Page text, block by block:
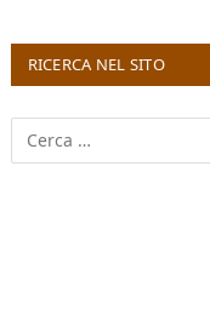
RICERCA NEL SITO